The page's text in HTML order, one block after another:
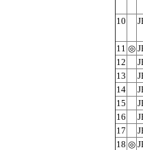
10
11 ◎
12
13
14
15
16
17
18 ◎